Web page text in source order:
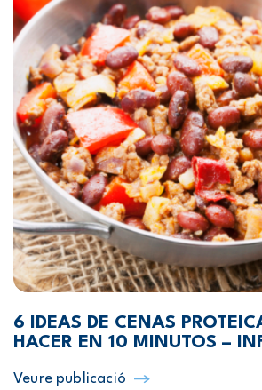
6 IDEAS DE CENAS
HACER EN 10 MINUTOS –
Veure publicació